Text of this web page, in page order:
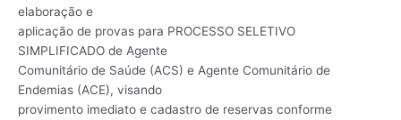
elaboração e
aplicação de provas para PROCESSO SELETIVO
SIMPLIFICADO de Agente
Comunitário de Saúde (ACS) e Agente Comunitário de
Endemias (ACE), visando
provimento imediato e cadastro de reservas conforme